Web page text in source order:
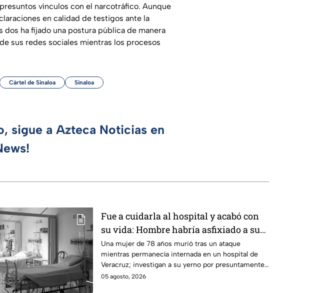
vínculos con el narcotráfico. Aunque
en calidad de testigos ante la
dos ha fijado una postura pública de manera
sus redes sociales mientras los procesos
Cártel de Sinaloa Sinaloa
sigue a Azteca Noticias en
Fue a cuidarla al hospital y acabó con
su vida: Hombre habría asfixiado a su
suegra mientras estaba internada en
Veracruz
Una mujer de 78 años murió tras un ataque
mientras permanecía internada en un hospital de
Veracruz; investigan a su yerno por presuntamente
haberla asfixiado.
05 agosto, 2026